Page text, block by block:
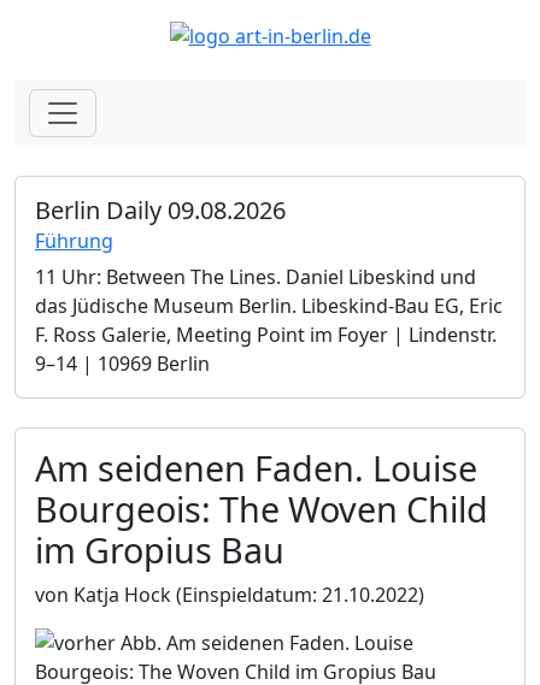
Berlin Daily 09.08.2026
Führung
11 Uhr: Between The Lines. Daniel Libeskind und
das Jüdische Museum Berlin.­ Libeskind-Bau EG, Eric
F. Ross Galerie, Meeting Point im Foyer | Lindenstr.
9–14 | 10969 Berlin
Am seidenen Faden. Louise
Bourgeois: The Woven Child
im Gropius Bau
von Katja Hock(Einspieldatum: 21.10.2022)